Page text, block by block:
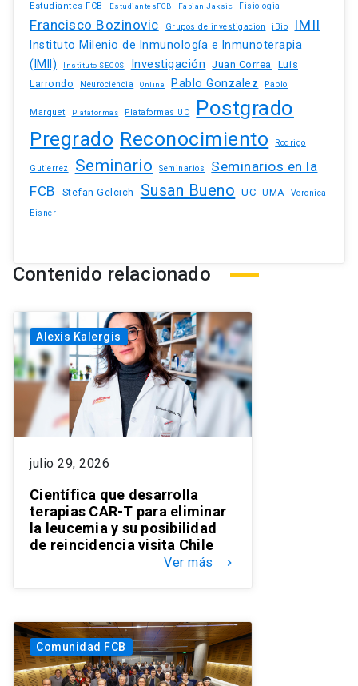
Estudiantes FCB EstudiantesFCB Fabian Jaksic Fisiologia
Francisco Bozinovic Grupos de investigacion iBio IMII
Instituto Milenio de Inmunología e Inmunoterapia
(IMII)
Instituto SECOS Investigación Juan Correa Luis
Larrondo
Neurociencia Online Pablo Gonzalez Pablo
Marquet Plataformas Plataformas UC Postgrado
Pregrado Reconocimiento Rodrigo
Gutierrez Seminario Seminarios
Seminarios en la
FCB
Stefan Gelcich Susan Bueno UC UMA
Veronica
Eisner
Contenido relacionado
Alexis Kalergis
julio 29, 2026
Científica que desarrolla
terapias CAR-T para eliminar
la leucemia y su posibilidad
de reincidencia visita Chile
Ver más keyboard_arrow_right
Comunidad FCB